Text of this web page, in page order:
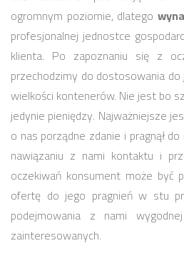
ogromnym poziomie, dlatego
profesjonalnej jednostce
klienta. Po zapoznaniu się z
przechodzimy do dostosowania
wielkości kontenerów. Nie jest bo
jedynie pieniędzy. Najważniejsze
o nas porządne zdanie i pragnął
nawiązaniu z nami kontaktu i
oczekiwań konsument może być
ofertę do jego pragnień w stu
podejmowania z nami
zainteresowanych.